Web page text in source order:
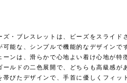
ズ・ブレスレットは、ビーズをスライド
可能な、シンプルで機能的なデザインで
ーンは、滑らかで心地よい着け心地が特
ールドの二色展開で、どちらも高級感が
帯びたデザインで、手首に優しくフィッ